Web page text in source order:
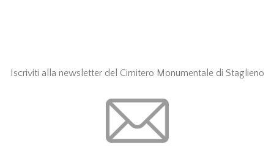
Iscriviti alla newsletter del Cimitero Monumentale di Staglieno